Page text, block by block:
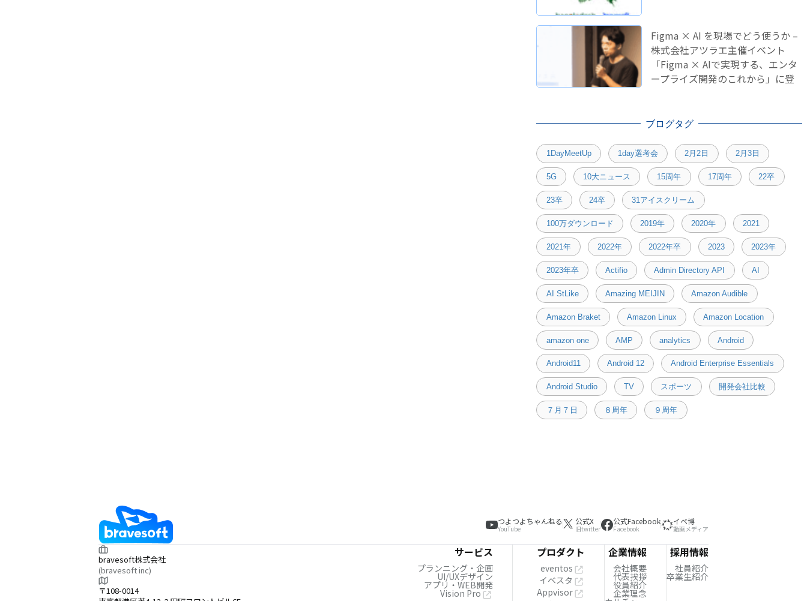
Figma × AI を現場でどう使うか –
株式会社アツラエ主催イベント
「Figma × AIで実現する、エンタ
ープライズ開発のこれから」に登
ブログタグ
1DayMeetUp 1day選考会 2月2日 2月3日
5G 10大ニュース 15周年 17周年 22卒
23卒 24卒 31アイスクリーム
100万ダウンロード 2019年 2020年 2021
2021年 2022年 2022年卒 2023 2023年
2023年卒 Actifio Admin Directory API AI
AI StLike Amazing MEIJIN Amazon Audible
Amazon Braket Amazon Linux Amazon Location
amazon one AMP analytics Android
Android11 Android 12 Android Enterprise Essentials
Android Studio TV スポーツ 開発会社比較
７月７日 ８周年 ９周年
つよつよちゃんねる
YouTube
公式X
旧twitter
公式Facebook
Facebook
イベ博
動画メディア
bravesoft株式会社
(bravesoft inc)
〒108-0014
サービス
プランニング・企画
UI/UXデザイン
アプリ・WEB開発
Vision Pro
プロダクト
eventos
イベスタ
Appvisor
企業情報
会社概要
代表挨拶
役員紹介
企業理念
採用情報
社員紹介
卒業生紹介